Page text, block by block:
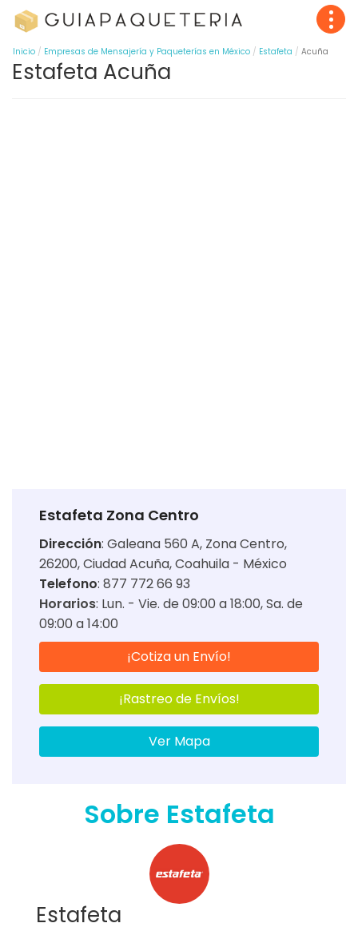
Inicio Empresas de Mensajería y Paqueterías en México Estafeta Acuña
Estafeta Acuña
Estafeta Zona Centro
Dirección: Galeana 560 A, Zona Centro,
26200, Ciudad Acuña, Coahuila - México
Telefono: 877 772 66 93
Horarios: Lun. - Vie. de 09:00 a 18:00 Sa. de
09:00 a 14:00
¡Cotiza un Envío!
¡Rastreo de Envíos!
Ver Mapa
Sobre Estafeta
Estafeta